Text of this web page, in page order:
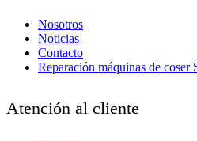
Nosotros
Noticias
Contacto
Reparación máquinas de coser
Atención al cliente